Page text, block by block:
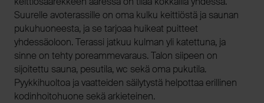
Suurelle avoterassille on oma kulku keittiöstä ja saunan
pukuhuoneesta, ja se tarjoaa huikeat puitteet
yhdessäoloon. Terassi jatkuu kulman yli katettuna, ja
sinne on tehty poreammevaraus. Talon siipeen on
sijoitettu sauna, pesutila, wc sekä oma pukutila.
Pyykkihuoltoa ja vaatteiden säilytystä helpottaa erillinen
kodinhoitohuone sekä arkieteinen.